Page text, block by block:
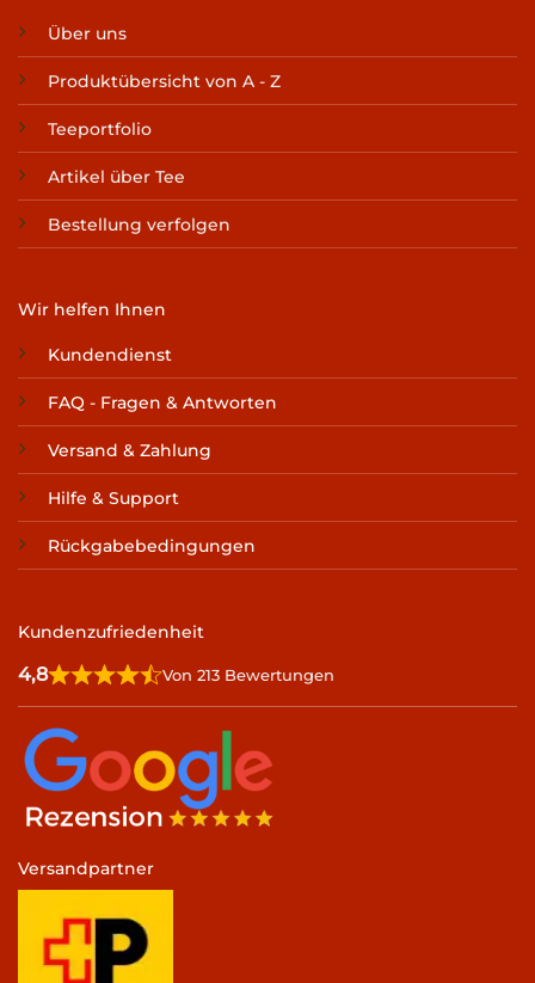
Über uns
Produktübersicht von A - Z
Teeportfolio
Artikel über Tee
Bestellung verfolgen
Wir helfen Ihnen
Kundendienst
FAQ - Fragen & Antworten
Versand & Zahlung
Hilfe & Support
Rückgabebedingungen
Kundenzufriedenheit
4,8 Von 213 Bewertungen
Versandpartner